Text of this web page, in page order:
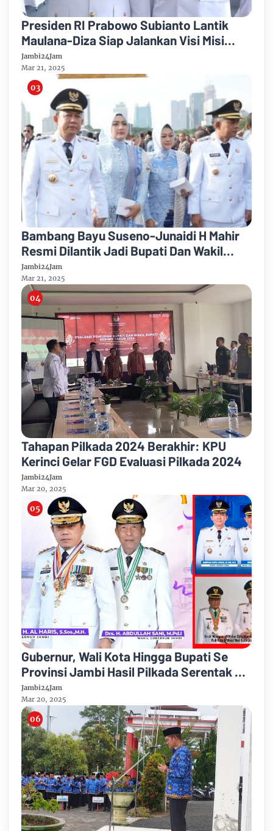
Presiden RI Prabowo Subianto Lantik
Maulana-Diza Siap Jalankan Visi Misi
Kota Jambi Bahagia
Jambi24Jam
Mar 21, 2025
Bambang Bayu Suseno-Junaidi H Mahir
Resmi Dilantik Jadi Bupati Dan Wakil
Bupati Kabupaten Muarojambi
Jambi24Jam
Mar 21, 2025
Tahapan Pilkada 2024 Berakhir: KPU
Kerinci Gelar FGD Evaluasi Pilkada 2024
Jambi24Jam
Mar 20, 2025
Gubernur, Wali Kota Hingga Bupati Se
Provinsi Jambi Hasil Pilkada Serentak 27
November 2024 Dilantik Presiden
Prabowo
Jambi24Jam
Mar 20, 2025